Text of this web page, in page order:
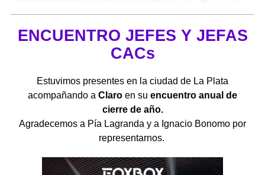
ENCUENTRO JEFES Y JEFAS
CACs
Estuvimos presentes en la ciudad de La Plata
acompañando a Claro en su encuentro anual de
cierre de año.
Agradecemos a Pía Lagranda y a Ignacio Bonomo por
representarnos.